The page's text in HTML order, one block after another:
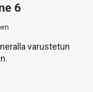
6
varustetun